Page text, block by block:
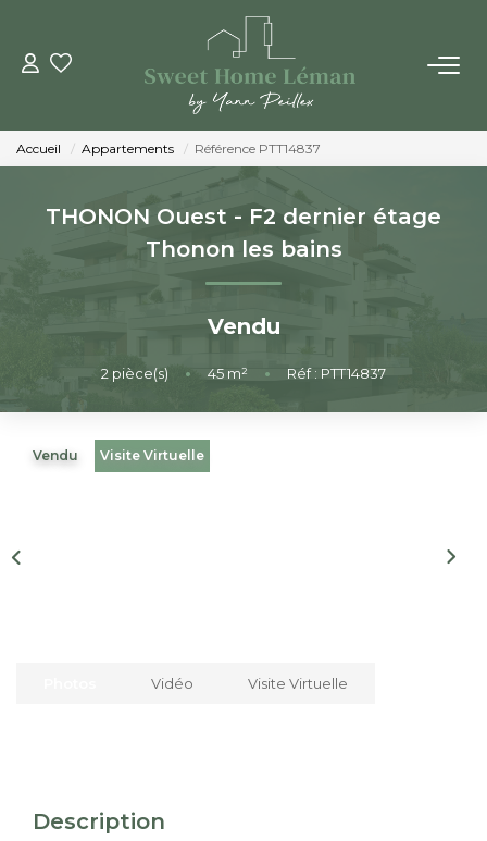
ACHETER
PROGRAMMES NEUFS
ESTIMER EN LIGNE
LES AGENCES
Notre Équipe
Accueil Appartements Référence PTT14837
THONON Ouest - F2 dernier étage
Thonon les bains
Vendu
2 pièce(s) • 45 m² • Réf : PTT14837
Vendu Visite Virtuelle
Vidéo Visite Virtuelle
Description